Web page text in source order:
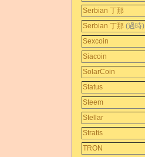
Serbian 丁那
Serbian 丁那 (過時)
Sexcoin
Siacoin
SolarCoin
Status
Steem
Stellar
Stratis
TRON